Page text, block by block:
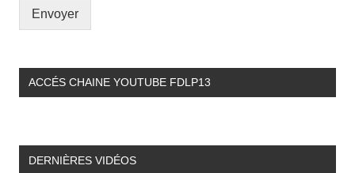
Envoyer
ACCÉS CHAINE YOUTUBE FDLP13
DERNIÈRES VIDÉOS